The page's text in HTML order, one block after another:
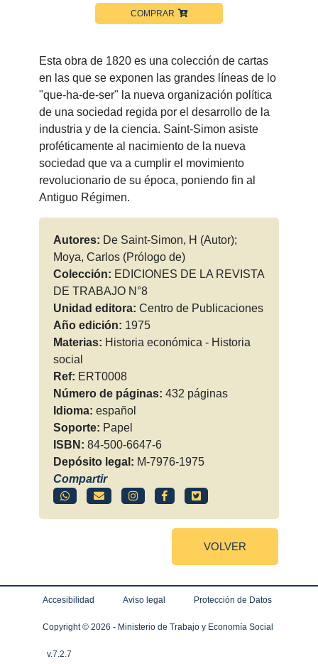
COMPRAR
Esta obra de 1820 es una colección de cartas
en las que se exponen las grandes líneas de lo
"que-ha-de-ser" la nueva organización política
de una sociedad regida por el desarrollo de la
industria y de la ciencia. Saint-Simon asiste
proféticamente al nacimiento de la nueva
sociedad que va a cumplir el movimiento
revolucionario de su época, poniendo fin al
Antiguo Régimen.
Autores: De Saint-Simon, H (Autor);
Moya, Carlos (Prólogo de)
Colección: EDICIONES DE LA REVISTA
DE TRABAJO N°8
Unidad editora: Centro de Publicaciones
Año edición: 1975
Materias: Historia económica - Historia
social
Ref: ERT0008
Número de páginas: 432 páginas
Idioma: español
Soporte: Papel
ISBN: 84-500-6647-6
Depósito legal: M-7976-1975
Compartir
VOLVER
Accesibilidad Aviso legal Protección de Datos
Copyright © 2026 - Ministerio de Trabajo y Economía Social
v.7.2.7